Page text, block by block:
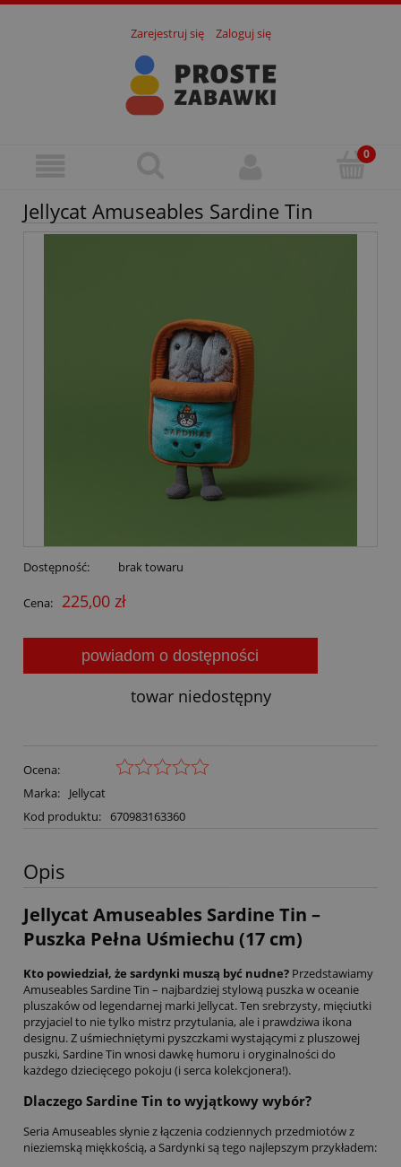
Zarejestruj się Zaloguj się
Jellycat Amuseables Sardine Tin
Dostępność: brak towaru
Cena: 225,00 zł
powiadom o dostępności
towar niedostępny
Ocena:
Marka:
Jellycat
Kod produktu: 670983163360
Opis
Jellycat Amuseables Sardine Tin –
Puszka Pełna Uśmiechu (17 cm)
Kto powiedział, że sardynki muszą być nudne? Przedstawiamy
Amuseables Sardine Tin – najbardziej stylową puszka w oceanie
pluszaków od legendarnej marki Jellycat. Ten srebrzysty, mięciutki
przyjaciel to nie tylko mistrz przytulania, ale i prawdziwa ikona
designu. Z uśmiechniętymi pyszczkami wystającymi z pluszowej
puszki, Sardine Tin wnosi dawkę humoru i oryginalności do
każdego dziecięcego pokoju (i serca kolekcjonera!).
Dlaczego Sardine Tin to wyjątkowy wybór?
Seria Amuseables słynie z łączenia codziennych przedmiotów z
nieziemską miękkością, a Sardynki są tego najlepszym przykładem: